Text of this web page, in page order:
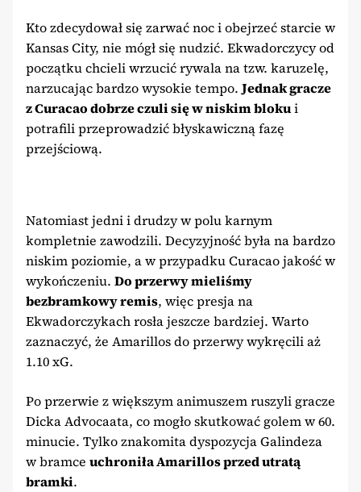
Kto zdecydował się zarwać noc i obejrzeć starcie w
Kansas City, nie mógł się nudzić. Ekwadorczycy od
początku chcieli wrzucić rywala na tzw. karuzelę,
narzucając bardzo wysokie tempo. Jednak gracze
z Curacao dobrze czuli się w niskim blokui
potrafili przeprowadzić błyskawiczną fazę
przejściową.
Natomiast jedni i drudzy w polu karnym
kompletnie zawodzili. Decyzyjność była na bardzo
niskim poziomie, a w przypadku Curacao jakość w
wykończeniu. Do przerwy mieliśmy
bezbramkowy remis, więc presja na
Ekwadorczykach rosła jeszcze bardziej. Warto
zaznaczyć, że Amarillos do przerwy wykręcili aż
1.10 xG.
Po przerwie z większym animuszem ruszyli gracze
Dicka Advocaata, co mogło skutkować golem w 60.
minucie. Tylko znakomita dyspozycja Galindeza
w bramce uchroniła Amarillos przed utratą
bramki.